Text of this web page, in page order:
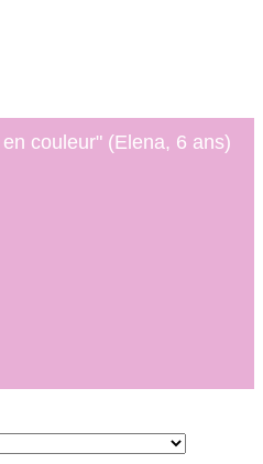
couleur" (Elena, 6 ans)